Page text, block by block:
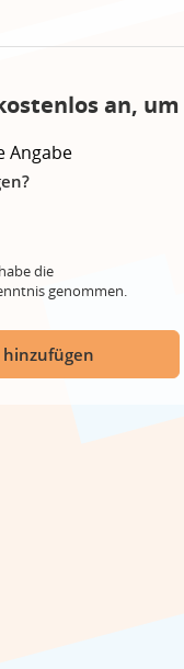
an,
Angabe
die
genommen.